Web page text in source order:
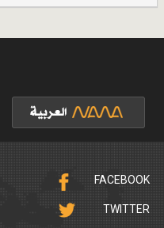
FACEBOOK
TWITTER